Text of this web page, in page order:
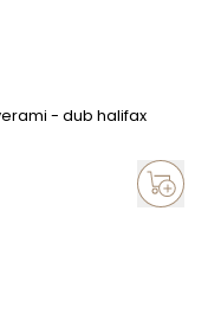
- dub halifax